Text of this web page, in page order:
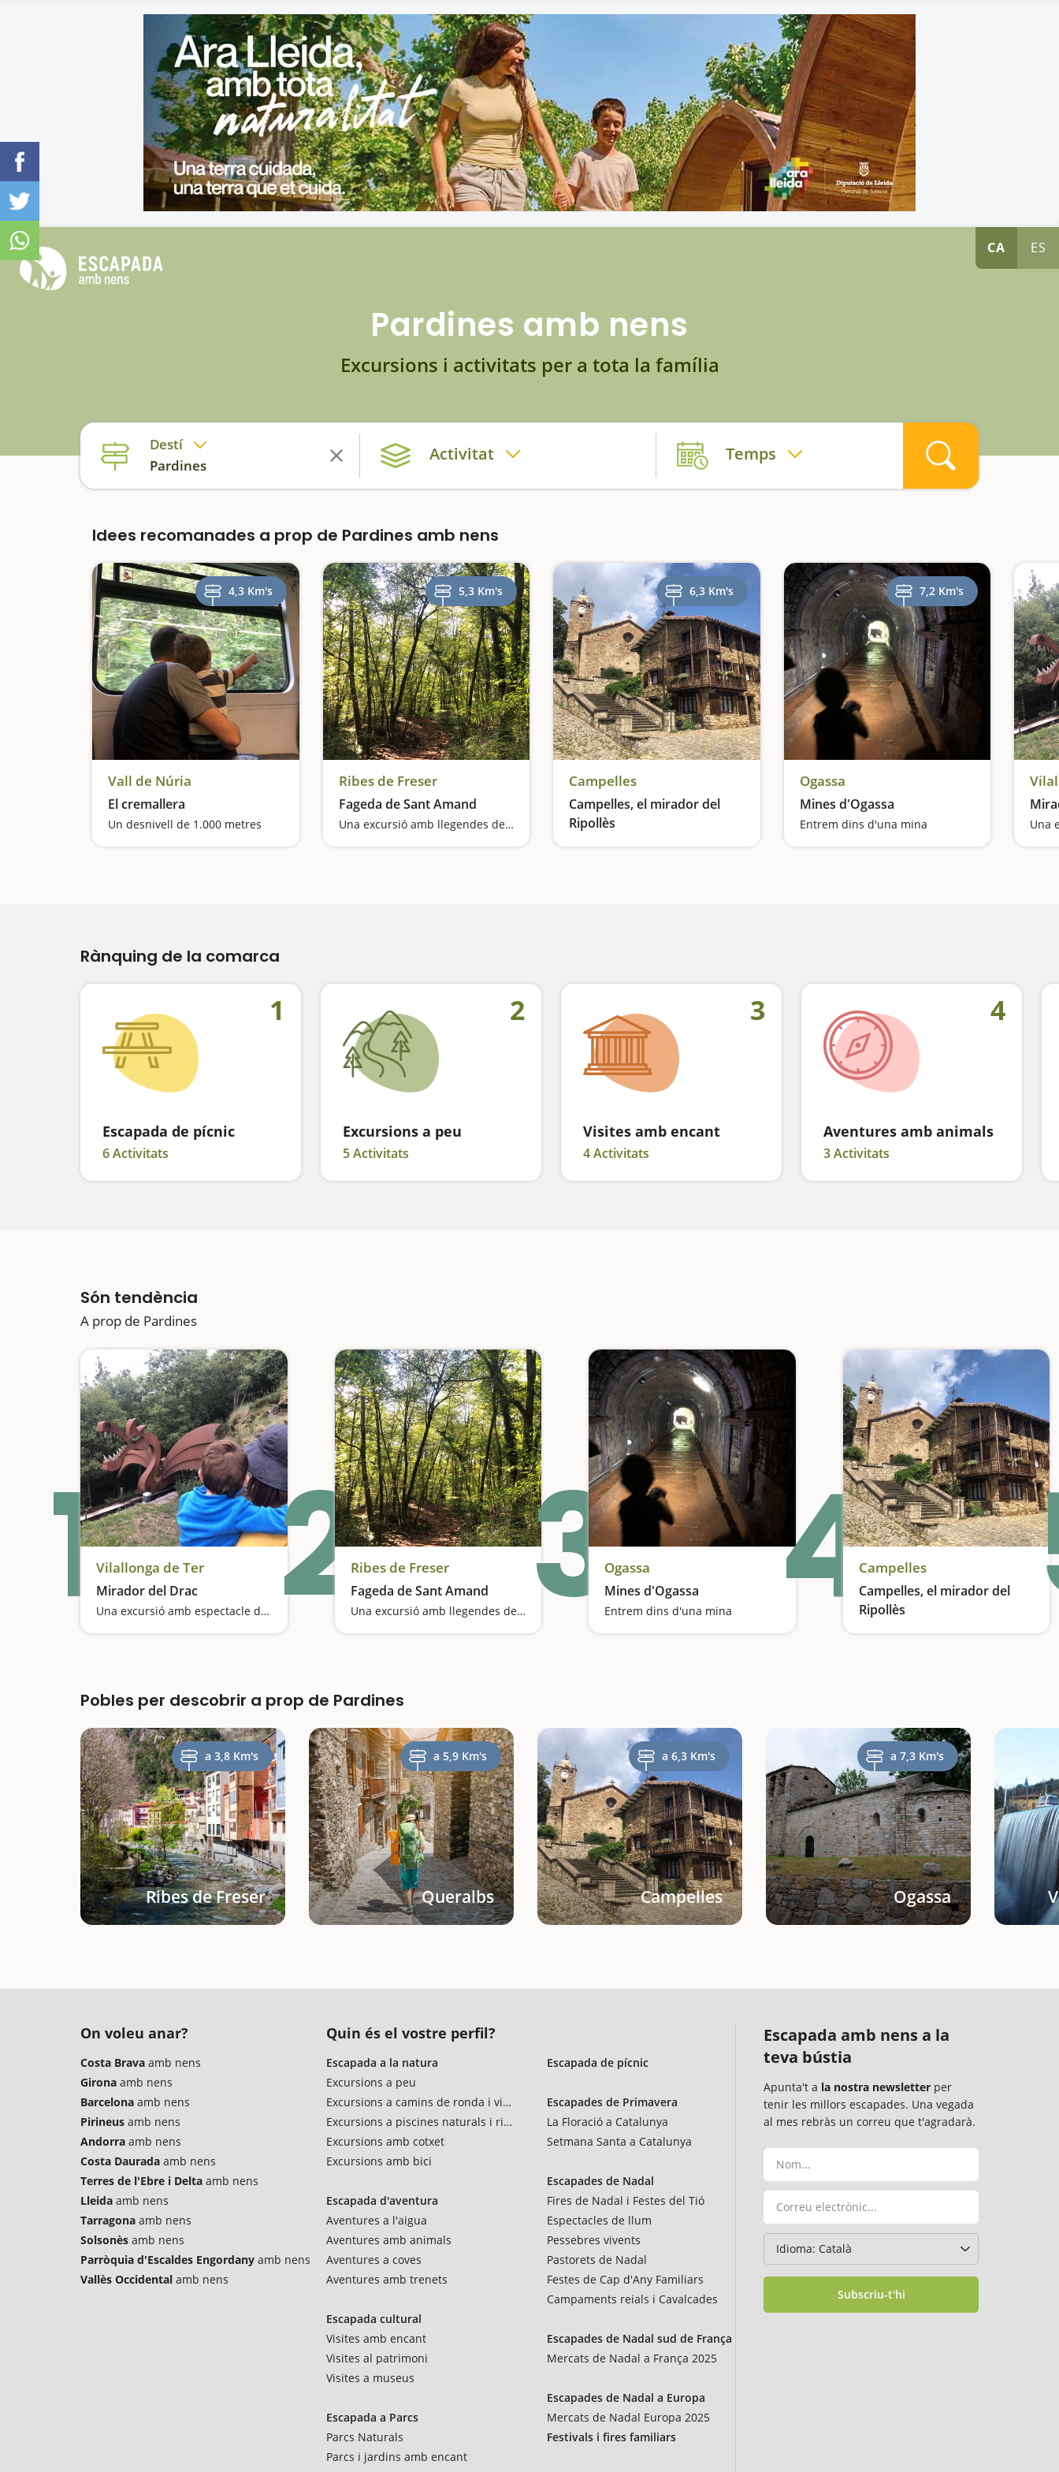
CA ES
Pardines amb nens
Excursions i activitats per a tota la família
Destí
Pardines
Activitat Temps
Idees recomanades a prop de Pardines amb nens
4,3 Km's
Vall de Núria
El cremallera
Un desnivell de 1.000 metres
5,3 Km's
Ribes de Freser
Fageda de Sant Amand
Una excursió amb llegendes del Comte Arnau
6,3 Km's
Campelles
Campelles, el mirador del
Ripollès
Una escapada amb calma
7,2 Km's
Ogassa
Mines d'Ogassa
Entrem dins d'una mina
Rànquing de la comarca
1
Escapada de pícnic
6 Activitats
2
Excursions a peu
5 Activitats
3
Visites amb encant
4 Activitats
4
Aventures amb animals
3 Activitats
Són tendència
A prop de Pardines
1Vilallonga de Ter
Mirador del Drac
Una excursió amb espectacle de llum i so 2Ribes de Freser
Fageda de Sant Amand
Una excursió amb llegendes del Comte Arnau 3Ogassa
Mines d'Ogassa
Entrem dins d'una mina 4Campelles
Campelles, el mirador del
Ripollès
Una escapada amb calma
Pobles per descobrir a prop de Pardines
a 3,8 Km's
Ribes de Freser
a 5,9 Km's
Queralbs
a 6,3 Km's
Campelles
a 7,3 Km's
Ogassa
On voleu anar?
Costa Brava amb nens
Girona amb nens
Barcelona amb nens
Pirineus amb nens
Andorra amb nens
Costa Daurada amb nens
Terres de l'Ebre i Delta amb nens
Lleida amb nens
Tarragona amb nens
Solsonès amb nens
Parròquia d'Escaldes Engordany amb nens
Vallès Occidental amb nens
Quin és el vostre perfil?
Escapada a la natura
Excursions a peu
Excursions a camins de ronda i vies verdes
Excursions a piscines naturals i rius
Excursions amb cotxet
Excursions amb bici
Escapada d'aventura
Aventures a l'aigua
Aventures amb animals
Aventures a coves
Aventures amb trenets
Escapada cultural
Visites amb encant
Visites al patrimoni
Visites a museus
Escapada a Parcs
Parcs Naturals
Parcs i jardins amb encant
Escapada de pícnic
Escapades de Primavera
La Floració a Catalunya
Setmana Santa a Catalunya
Escapades de Nadal
Fires de Nadal i Festes del Tió
Espectacles de llum
Pessebres vivents
Pastorets de Nadal
Festes de Cap d'Any Familiars
Campaments reials i Cavalcades
Escapades de Nadal sud de França
Mercats de Nadal a França 2025
Escapades de Nadal a Europa
Mercats de Nadal Europa 2025
Festivals i fires familiars
Escapada amb nens a la
teva bústia
Apunta't a la nostra newsletter per
tenir les millors escapades. Una vegada
al mes rebràs un correu que t'agradarà.
Subscriu-t'hi